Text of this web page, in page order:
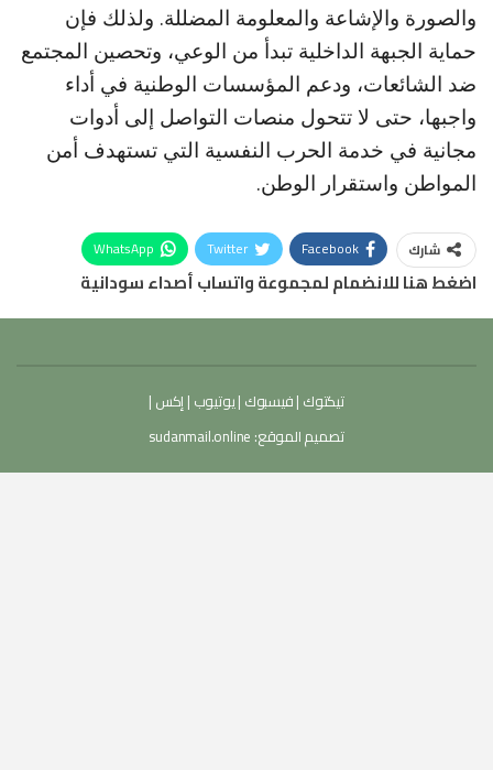
والصورة والإشاعة والمعلومة المضللة. ولذلك فإن
حماية الجبهة الداخلية تبدأ من الوعي، وتحصين المجتمع
ضد الشائعات، ودعم المؤسسات الوطنية في أداء
واجبها، حتى لا تتحول منصات التواصل إلى أدوات
مجانية في خدمة الحرب النفسية التي تستهدف أمن
المواطن واستقرار الوطن.
شارك Facebook
Twitter
WhatsApp
اضغط هنا للانضمام لمجموعة واتساب أصداء سودانية
تيكتوك |فيسبوك |يوتيوب |إكس |
تصميم الموقع: sudanmail.online